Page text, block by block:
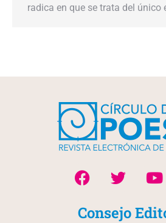
radica en que se trata del único
Consejo